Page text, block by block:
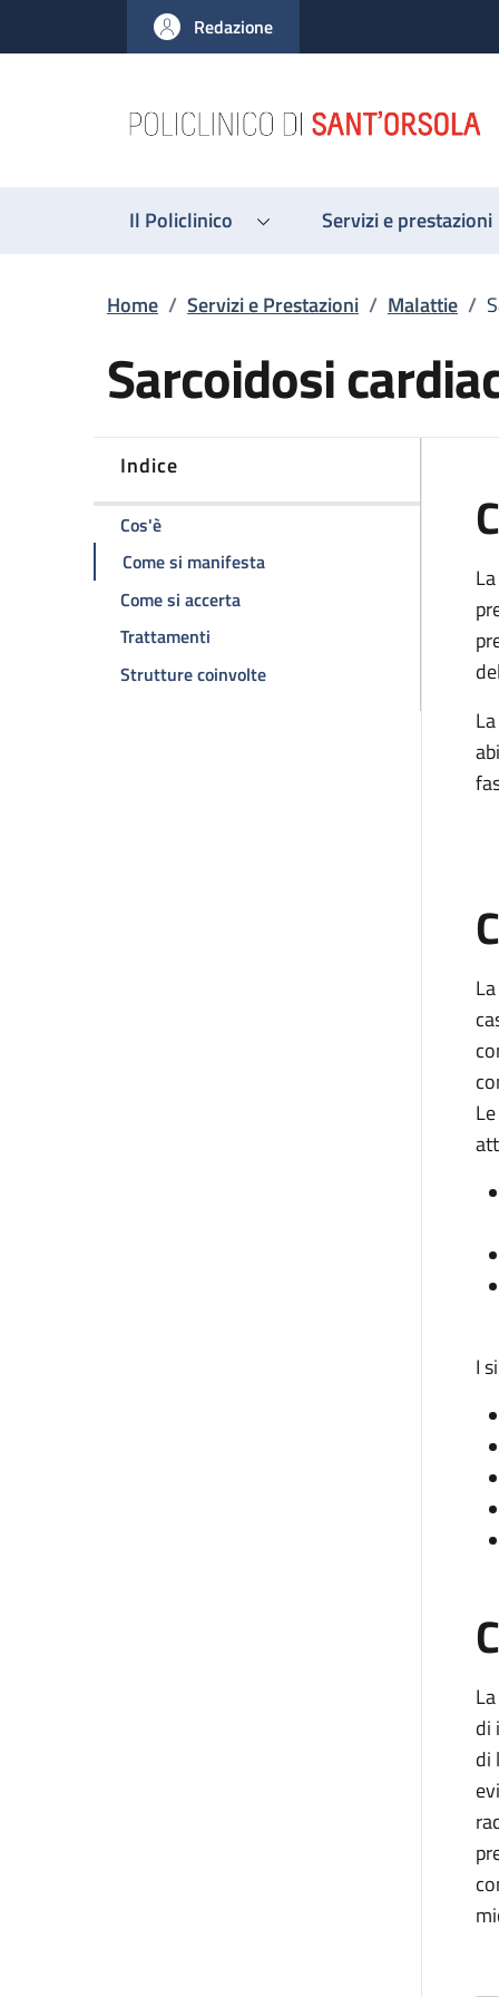
al contenuto principale
to footer content
Redazione
Il Policlinico Servizi e prestazioni
Briciole di pane
Home / Servizi e Prestazioni / Malattie /
Sarcoidosi
Indice
Cos'èdella pagina Sarcoidosi cardiaca
Come si manifestadella pagina Sarcoidosi cardiaca
Come si accertadella pagina Sarcoidosi cardiaca
Trattamenti
Strutture coinvoltedella pagina Sarcoidosi
I
di
di